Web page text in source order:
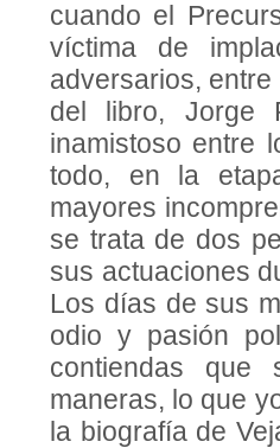
cuando el
víctima de
adversarios,
del libro, Jorge
inamistoso entre
todo, en la
mayores
se trata de dos
sus actuaciones
Los días de sus
odio y pasión
contiendas que
maneras, lo que
la biografía de